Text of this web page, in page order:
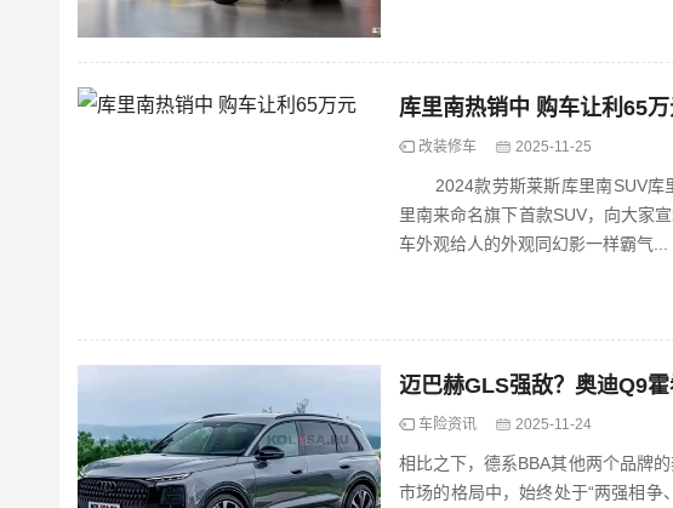
库里南热销中 购车让利65
改装修车 2025-11-25
2024款劳斯莱斯库里南SUV库
里南来命名旗下首款SUV，向大家
车外观给人的外观同幻影一样霸气...
迈巴赫GLS强敌？奥迪Q9
车险资讯 2025-11-24
相比之下，德系BBA其他两个品牌
市场的格局中，始终处于“两强相争、一